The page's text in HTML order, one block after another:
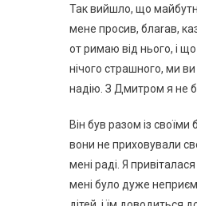
Так вийшло, що
мене просив, блаrав,
от римаю від нього, і
нічого страшного, ми
надію. З Дмитром я не
Він був разом із
вони не приховували
мені раді. Я
мені було дуже